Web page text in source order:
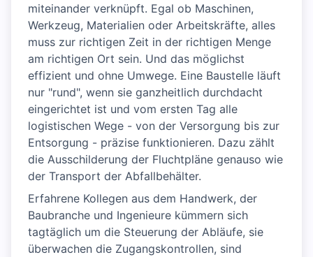
miteinander verknüpft. Egal ob Maschinen,
Werkzeug, Materialien oder Arbeitskräfte, alles
muss zur richtigen Zeit in der richtigen Menge
am richtigen Ort sein. Und das möglichst
effizient und ohne Umwege. Eine Baustelle läuft
nur "rund", wenn sie ganzheitlich durchdacht
eingerichtet ist und vom ersten Tag alle
logistischen Wege - von der Versorgung bis zur
Entsorgung - präzise funktionieren. Dazu zählt
die Ausschilderung der Fluchtpläne genauso wie
der Transport der Abfallbehälter.
Erfahrene Kollegen aus dem Handwerk, der
Baubranche und Ingenieure kümmern sich
tagtäglich um die Steuerung der Abläufe, sie
überwachen die Zugangskontrollen, sind